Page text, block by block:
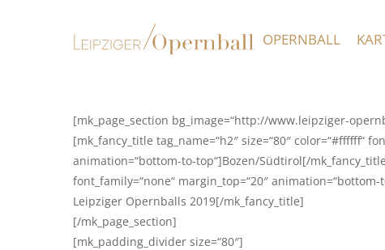
OPERNBALL
[mk_page_section bg_image=“http://www.leipziger-
[mk_fancy_title tag_name=“h2″ size=“80″ color=“#ffffff“
animation=“bottom-to-top“]Bozen/Südtirol[/
font_family=“none“ margin_top=“20″
Leipziger Opernballs 2019[/mk_fancy_title]
[/mk_page_section]
[mk_padding_divider size=“80″]